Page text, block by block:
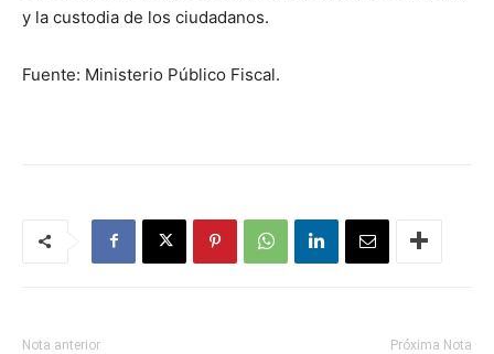
y la custodia de los ciudadanos.
Fuente: Ministerio Público Fiscal.
Nota anterior Próxima Nota